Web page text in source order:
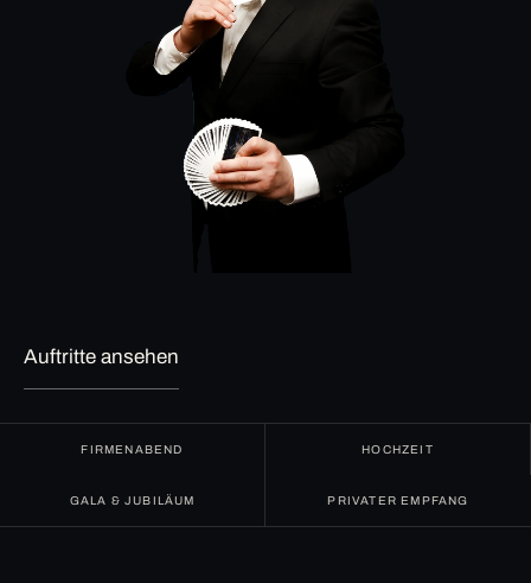
Auftritte ansehen
FIRMENABEND HOCHZEIT
GALA & JUBILÄUM PRIVATER EMPFANG